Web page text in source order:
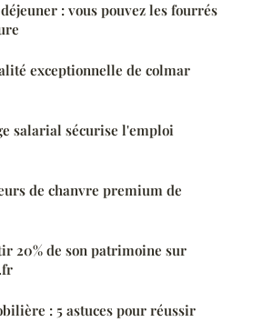
: vous pouvez les fourrés
exceptionnelle de colmar
salarial sécurise l'emploi
de chanvre premium de
20% de son patrimoine sur
: 5 astuces pour réussir